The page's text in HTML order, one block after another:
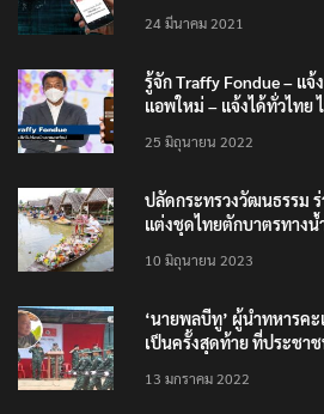
24 มีนาคม 2021
รู้จัก Traffy Fondue – แจ้
แอพใหม่ – แจ้งได้ทั่วไทย
25 มิถุนายน 2022
ปลัดกระทรวงวัฒนธรรม ร่
แต่งชุดไทยตักบาตรทางน้
10 มิถุนายน 2023
‘นายพลบีทู’ ผู้นำทหารค
เป็นครั้งสุดท้าย ที่ประชา
13 มกราคม 2022